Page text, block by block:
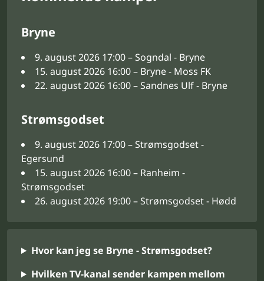
Bryne
9. august 2026 17:00 – Sogndal - Bryne
15. august 2026 16:00 – Bryne - Moss FK
22. august 2026 16:00 – Sandnes Ulf - Bryne
Strømsgodset
9. august 2026 17:00 – Strømsgodset -
Egersund
15. august 2026 16:00 – Ranheim -
Strømsgodset
26. august 2026 19:00 – Strømsgodset - Hødd
Hvor kan jeg se Bryne - Strømsgodset?
Hvilken TV-kanal sender kampen mellom